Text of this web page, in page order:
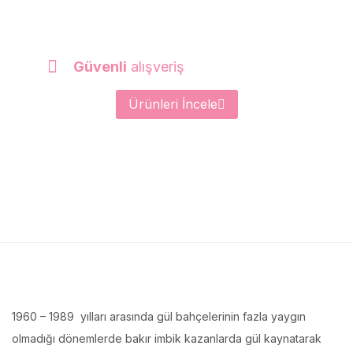
Güvenli alışveriş
Ürünleri İncele
1960 – 1989 yılları arasında gül bahçelerinin fazla yaygın
olmadığı dönemlerde bakır imbik kazanlarda gül kaynatarak